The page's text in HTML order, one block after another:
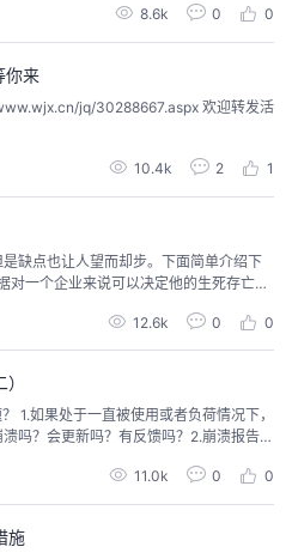
名第二的三菱电机的两倍，把英特尔、
这已经是华为连续两年夺得第一了，据
8.6k 0 0
你来
jq/30288667.aspx 欢迎转发活
10.4k 2 1
缺点也让人望而却步。下面简单介绍下
对一个企业来说可以决定他的生死存亡，
失。当然如果运维人为管理、操作不善
以无法保证百分百安全，最好的办法就
12.6k 0 0
1.如果处于一直被使用或者负荷情况下，
吗？会更新吗？有反馈吗？2.崩溃报告会
？6.运行到极限时会发生什么状况？7.会
如果用户打开会怎样？没打开又会怎
11.0k 0 0
施